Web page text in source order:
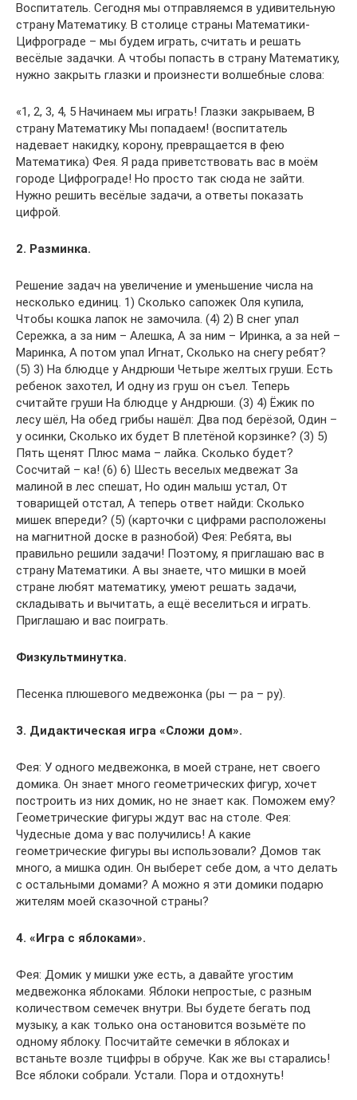
Воспитатель. Сегодня мы отправляемся в удивительную
страну Математику. В столице страны Математики-
Цифрограде – мы будем играть, считать и решать
весёлые задачки. А чтобы попасть в страну Математику,
нужно закрыть глазки и произнести волшебные слова:
«1, 2, 3, 4, 5 Начинаем мы играть! Глазки закрываем, В
страну Математику Мы попадаем! (воспитатель
надевает накидку, корону, превращается в фею
Математика) Фея. Я рада приветствовать вас в моём
городе Цифрограде! Но просто так сюда не зайти.
Нужно решить весёлые задачи, а ответы показать
цифрой.
2. Разминка.
Решение задач на увеличение и уменьшение числа на
несколько единиц. 1) Сколько сапожек Оля купила,
Чтобы кошка лапок не замочила. (4) 2) В снег упал
Сережка, а за ним – Алешка, А за ним – Иринка, а за ней –
Маринка, А потом упал Игнат, Сколько на снегу ребят?
(5) 3) На блюдце у Андрюши Четыре желтых груши. Есть
ребенок захотел, И одну из груш он съел. Теперь
считайте груши На блюдце у Андрюши. (3) 4) Ёжик по
лесу шёл, На обед грибы нашёл: Два под берёзой, Один –
у осинки, Сколько их будет В плетёной корзинке? (3) 5)
Пять щенят Плюс мама – лайка. Сколько будет?
Сосчитай – ка! (6) 6) Шесть веселых медвежат За
малиной в лес спешат, Но один малыш устал, От
товарищей отстал, А теперь ответ найди: Сколько
мишек впереди? (5) (карточки с цифрами расположены
на магнитной доске в разнобой) Фея: Ребята, вы
правильно решили задачи! Поэтому, я приглашаю вас в
страну Математики. А вы знаете, что мишки в моей
стране любят математику, умеют решать задачи,
складывать и вычитать, а ещё веселиться и играть.
Приглашаю и вас поиграть.
Физкультминутка.
Песенка плюшевого медвежонка (ры — ра – ру).
3. Дидактическая игра «Сложи дом».
Фея: У одного медвежонка, в моей стране, нет своего
домика. Он знает много геометрических фигур, хочет
построить из них домик, но не знает как. Поможем ему?
Геометрические фигуры ждут вас на столе. Фея:
Чудесные дома у вас получились! А какие
геометрические фигуры вы использовали? Домов так
много, а мишка один. Он выберет себе дом, а что делать
с остальными домами? А можно я эти домики подарю
жителям моей сказочной страны?
4. «Игра с яблоками».
Фея: Домик у мишки уже есть, а давайте угостим
медвежонка яблоками. Яблоки непростые, с разным
количеством семечек внутри. Вы будете бегать под
музыку, а как только она остановится возьмёте по
одному яблоку. Посчитайте семечки в яблоках и
встаньте возле тцифры в обруче. Как же вы старались!
Все яблоки собрали. Устали. Пора и отдохнуть!